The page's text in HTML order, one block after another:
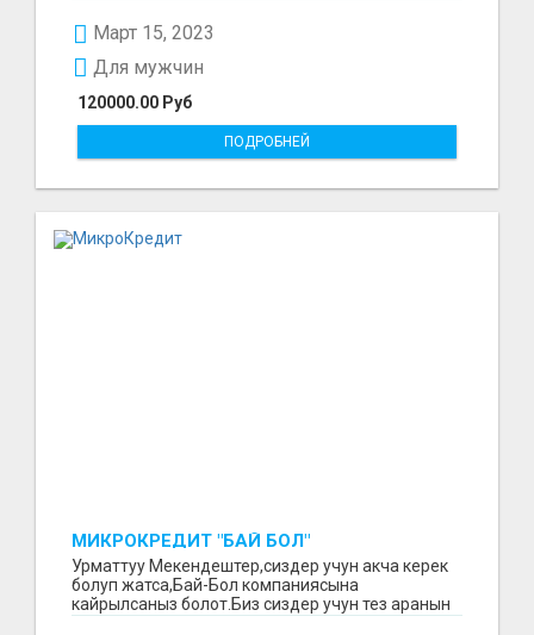
Март 15, 2023
120000.00 Руб
Для мужчин
ПОДРОБНЕЙ
МИКРОКРЕДИТ "БАЙ БОЛ"
Урматтуу Мекендештер,сиздер учун акча керек
болуп жатса,Бай-Бол компаниясына
кайрылсаныз болот.Биз сиздер учун тез аранын